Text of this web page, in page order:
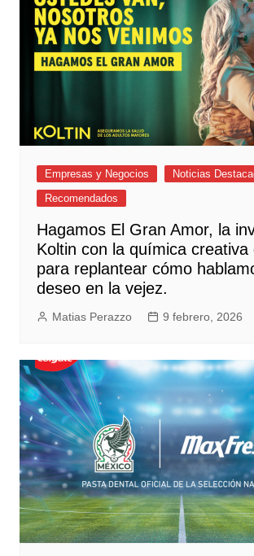
Empresas y Negocios
Noticias
Recomendados
Hagamos El Gran Amor, la
Koltin con la química creativa
para replantear cómo
deseo en la vejez.
Matias Perazzo 9 febrero, 2026